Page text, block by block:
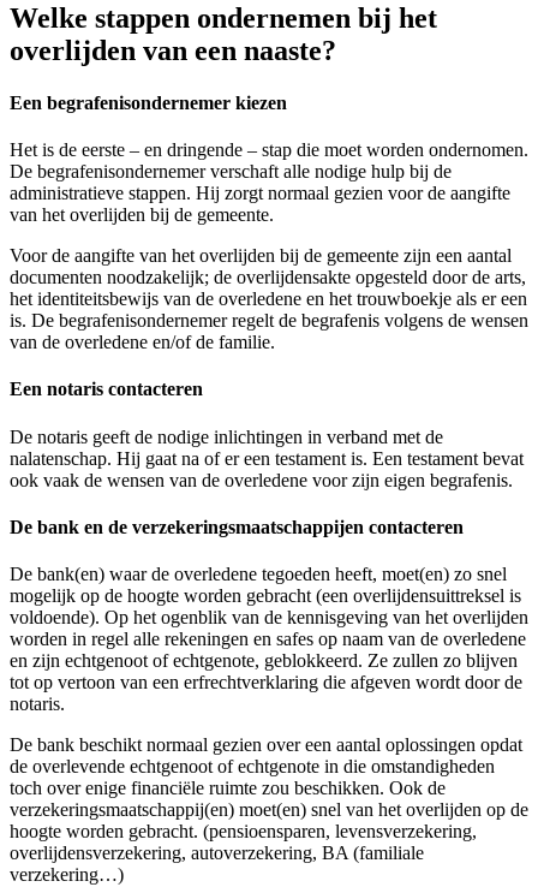
Welke stappen ondernemen bij het
overlijden van een naaste?
Een begrafenisondernemer kiezen
Het is de eerste – en dringende – stap die moet worden ondernomen.
De begrafenisondernemer verschaft alle nodige hulp bij de
administratieve stappen. Hij zorgt normaal gezien voor de aangifte
van het overlijden bij de gemeente.
Voor de aangifte van het overlijden bij de gemeente zijn een aantal
documenten noodzakelijk; de overlijdensakte opgesteld door de arts,
het identiteitsbewijs van de overledene en het trouwboekje als er een
is. De begrafenisondernemer regelt de begrafenis volgens de wensen
van de overledene en/of de familie.
Een notaris contacteren
De notaris geeft de nodige inlichtingen in verband met de
nalatenschap. Hij gaat na of er een testament is. Een testament bevat
ook vaak de wensen van de overledene voor zijn eigen begrafenis.
De bank en de verzekeringsmaatschappijen contacteren
De bank(en) waar de overledene tegoeden heeft, moet(en) zo snel
mogelijk op de hoogte worden gebracht (een overlijdensuittreksel is
voldoende). Op het ogenblik van de kennisgeving van het overlijden
worden in regel alle rekeningen en safes op naam van de overledene
en zijn echtgenoot of echtgenote, geblokkeerd. Ze zullen zo blijven
tot op vertoon van een erfrechtverklaring die afgeven wordt door de
notaris.
De bank beschikt normaal gezien over een aantal oplossingen opdat
de overlevende echtgenoot of echtgenote in die omstandigheden
toch over enige financiële ruimte zou beschikken. Ook de
verzekeringsmaatschappij(en) moet(en) snel van het overlijden op de
hoogte worden gebracht. (pensioensparen, levensverzekering,
overlijdensverzekering, autoverzekering, BA (familiale
verzekering…)